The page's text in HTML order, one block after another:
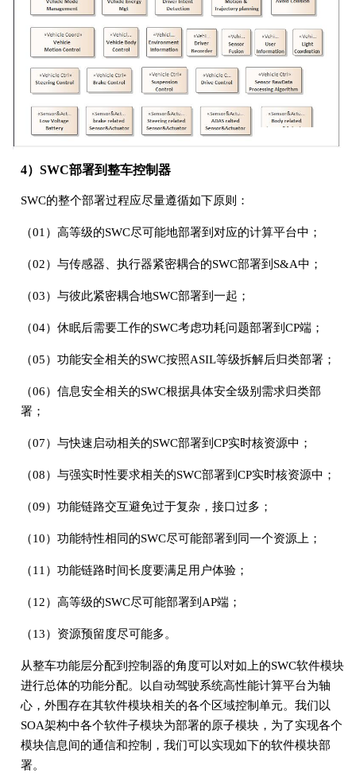
4）SWC部署到整车控制器
SWC的整个部署过程应尽量遵循如下原则：
（01）高等级的SWC尽可能地部署到对应的计算平台中；
（02）与传感器、执行器紧密耦合的SWC部署到S&A中；
（03）与彼此紧密耦合地SWC部署到一起；
（04）休眠后需要工作的SWC考虑功耗问题部署到CP端；
（05）功能安全相关的SWC按照ASIL等级拆解后归类部署；
（06）信息安全相关的SWC根据具体安全级别需求归类部
署；
（07）与快速启动相关的SWC部署到CP实时核资源中；
（08）与强实时性要求相关的SWC部署到CP实时核资源中；
（09）功能链路交互避免过于复杂，接口过多；
（10）功能特性相同的SWC尽可能部署到同一个资源上；
（11）功能链路时间长度要满足用户体验；
（12）高等级的SWC尽可能部署到AP端；
（13）资源预留度尽可能多。
从整车功能层分配到控制器的角度可以对如上的SWC软件模块
进行总体的功能分配。以自动驾驶系统高性能计算平台为轴
心，外围存在其软件模块相关的各个区域控制单元。我们以
SOA架构中各个软件子模块为部署的原子模块，为了实现各个
模块信息间的通信和控制，我们可以实现如下的软件模块部
署。